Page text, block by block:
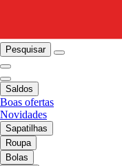
Pesquisar
Saldos
Boas ofertas
Novidades
Sapatilhas
Roupa
Bolas